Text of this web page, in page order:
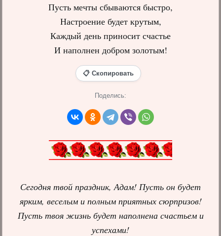
Пусть мечты сбываются быстро,
Настроение будет крутым,
Каждый день приносит счастье
И наполнен добром золотым!
📋 Скопировать
Поделись:
Сегодня твой праздник, Адам! Пусть он будет
ярким, веселым и полным приятных сюрпризов!
Пусть твоя жизнь будет наполнена счастьем и
успехами!